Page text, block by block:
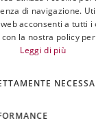
di navigazione.
acconsenti a tutti i
la nostra policy
Leggi di più